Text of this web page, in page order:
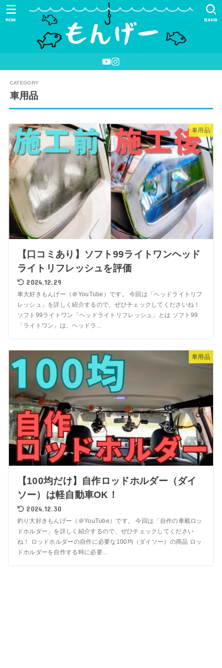
SEARCH
MENU
車用品
車用品
【口コミあり】ソフト99ライトワンヘッド
ライトリフレッシュを評価
2024.12.29
車大好きもんげー（＠YouTube）です。 今回は「ヘッドライトリフ
レッシュ」を詳しく紹介するので、ぜひチェックしてくださいね！
ソフト99ライトワン「ヘッドライトリフレッシュ」とは ソフト99
「ライトワン」は、ヘッドラ...
車用品
【100均だけ】自作ロッドホルダー（ダイ
ソー）は軽自動車OK！
2024.12.30
釣り大好きもんげー（＠YouTube）です。 今回は「自作の車載ロッ
ドホルダー」を詳しく紹介するので、ぜひチェックしてください
ね！ ロッドホルダーの自作に必要な100均（ダイソー）の商品 ロッ
ドホルダーを自作する時に必要...